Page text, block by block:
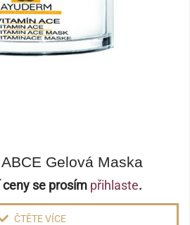
Gelová Maska
se prosím přihlaste.
ČTĚTE VÍCE